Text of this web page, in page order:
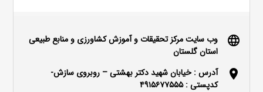
language
وب سایت مرکز تحقیقات و آموزش کشاورزی و منابع طبیعی
استان گلستان
location_on
آدرس : خیابان شهید دکتر بهشتی – روبروی سازش-
کدپستی : ۴۹۱۵۶۷۷۵۵۵